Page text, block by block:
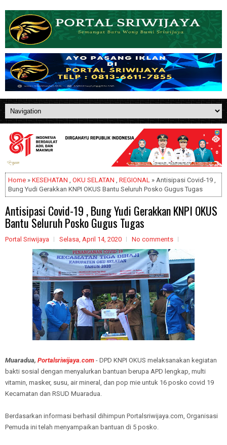
Home » KESEHATAN , OKU SELATAN , REGIONAL » Antisipasi Covid-19 ,
Bung Yudi Gerakkan KNPI OKUS Bantu Seluruh Posko Gugus Tugas
Antisipasi Covid-19 , Bung Yudi Gerakkan KNPI OKUS
Bantu Seluruh Posko Gugus Tugas
Portal Sriwijaya Selasa, April 14, 2020 No comments
Muaradua, Portalsriwijaya.com - DPD KNPI OKUS melaksanakan kegiatan
bakti sosial dengan menyalurkan bantuan berupa APD lengkap, multi
vitamin, masker, susu, air mineral, dan pop mie untuk 16 posko covid 19
Kecamatan dan RSUD Muaradua.
Berdasarkan informasi berhasil dihimpun Portalsriwijaya.com, Organisasi
Pemuda ini telah menyampaikan bantuan di 5 posko.